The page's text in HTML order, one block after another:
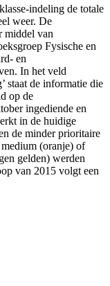
indeling de totale
weer. De
middel van
Fysische en
en
In het veld
staat de informatie die
op de
ingediende en
in de huidige
de minder prioritaire
(oranje) of
gelden) werden
van 2015 volgt een